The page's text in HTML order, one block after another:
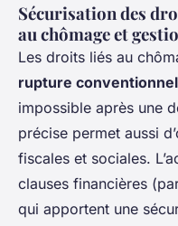
Sécurisation des
au chômage et
Les droits liés au
rupture
impossible après une
précise permet aussi
fiscales et sociales.
clauses financières
qui apportent une